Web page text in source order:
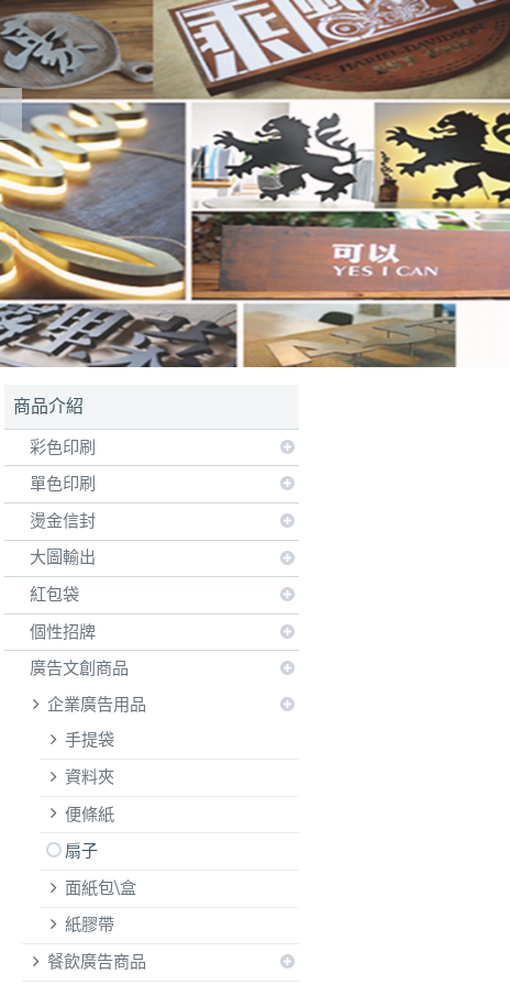
商品介紹
彩色印刷
單色印刷
燙金信封
大圖輸出
紅包袋
個性招牌
廣告文創商品
企業廣告用品
手提袋
資料夾
便條紙
扇子
面紙包\盒
紙膠帶
餐飲廣告商品